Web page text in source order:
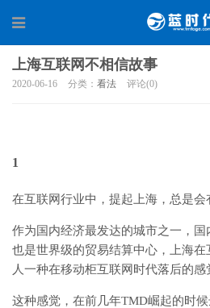
上海互联网不相信故事
2020-06-16 分类： 看法 评论(0)
1
在互联网行业中，提起上海，总是会
作为国内经济最发达的城市之一，国
也是世界级的贸易结算中心，上海
人一种在移动柜互联网时代落后的感
这种感觉，在前几年TMD崛起的时候